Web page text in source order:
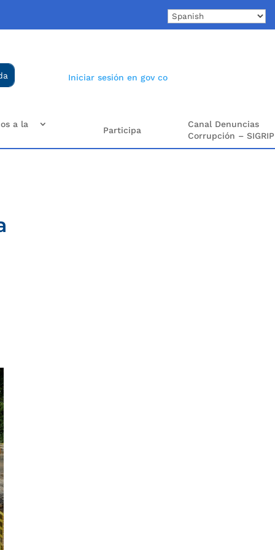
Iniciar sesión en gov co
a la
Participa
Canal Denuncias
Corrupción – SIGRIP